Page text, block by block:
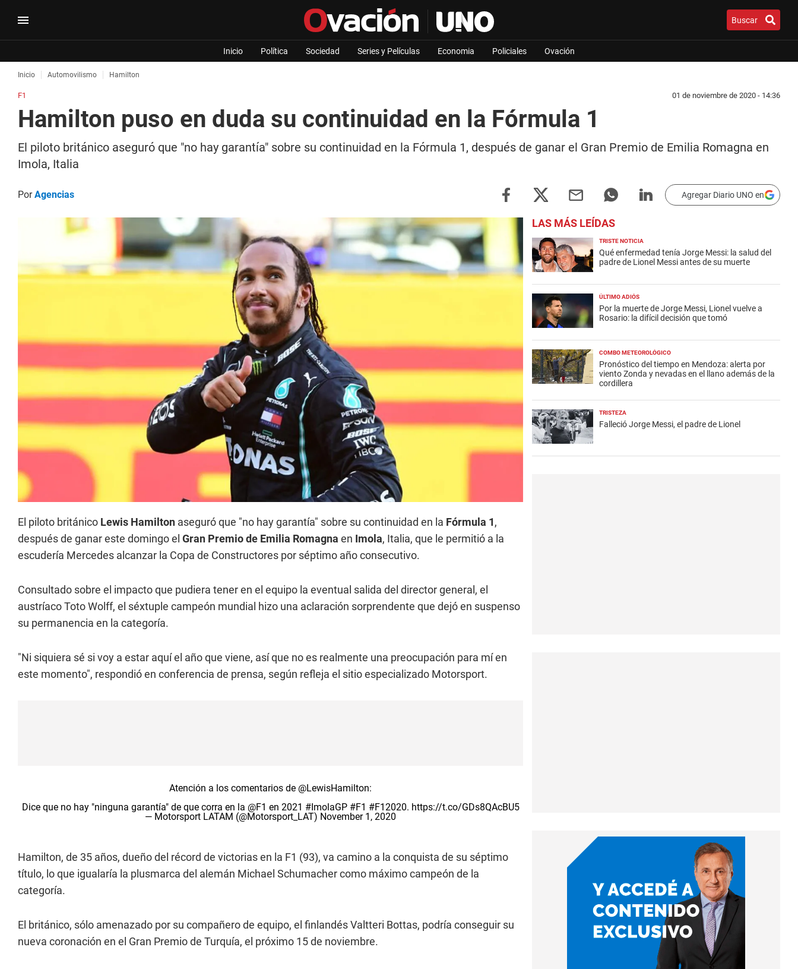
Buscar
Inicio Política Sociedad Series y Películas Economia Policiales Ovación
Inicio Automovilismo Hamilton
F1 01 de noviembre de 2020 - 14:36
Hamilton puso en duda su continuidad en la Fórmula 1
El piloto británico aseguró que "no hay garantía" sobre su continuidad en la Fórmula 1, después de ganar el Gran Premio de Emilia Romagna en
Imola, Italia
PorAgencias Agregar Diario UNO en
El piloto británico Lewis Hamilton aseguró que "no hay garantía" sobre su continuidad en la Fórmula 1,
después de ganar este domingo el Gran Premio de Emilia Romagna en Imola, Italia, que le permitió a la
escudería Mercedes alcanzar la Copa de Constructores por séptimo año consecutivo.
Consultado sobre el impacto que pudiera tener en el equipo la eventual salida del director general, el
austríaco Toto Wolff, el séxtuple campeón mundial hizo una aclaración sorprendente que dejó en suspenso
su permanencia en la categoría.
"Ni siquiera sé si voy a estar aquí el año que viene, así que no es realmente una preocupación para mí en
este momento", respondió en conferencia de prensa, según refleja el sitio especializado Motorsport.
Atención a los comentarios de @LewisHamilton:
Dice que no hay "ninguna garantía" de que corra en la @F1 en 2021 #ImolaGP #F1 #F12020. https://t.co/GDs8QAcBU5
— Motorsport LATAM (@Motorsport_LAT) November 1, 2020
Hamilton, de 35 años, dueño del récord de victorias en la F1 (93), va camino a la conquista de su séptimo
título, lo que igualaría la plusmarca del alemán Michael Schumacher como máximo campeón de la
categoría.
El británico, sólo amenazado por su compañero de equipo, el finlandés Valtteri Bottas, podría conseguir su
nueva coronación en el Gran Premio de Turquía, el próximo 15 de noviembre.
LAS MÁS LEÍDAS
TRISTE NOTICIA
Qué enfermedad tenía Jorge Messi: la salud del
padre de Lionel Messi antes de su muerte
ÚLTIMO ADIÓS
Por la muerte de Jorge Messi, Lionel vuelve a
Rosario: la difícil decisión que tomó
COMBO METEOROLÓGICO
Pronóstico del tiempo en Mendoza: alerta por
viento Zonda y nevadas en el llano además de la
cordillera
TRISTEZA
Falleció Jorge Messi, el padre de Lionel